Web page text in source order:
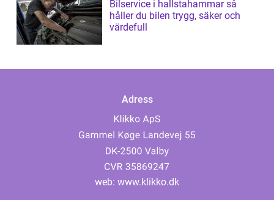
Bilservice i hallstahammar så
håller du bilen trygg, säker och
värdefull
Adress
web: www.klikko.dk